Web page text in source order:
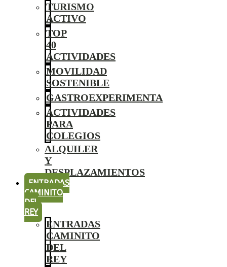
TURISMO
ACTIVO
TOP
40
ACTIVIDADES
MOVILIDAD
SOSTENIBLE
GASTROEXPERIMENTA
ACTIVIDADES
PARA
COLEGIOS
ALQUILER
Y
DESPLAZAMIENTOS
ENTRADAS
CAMINITO
DEL
REY
ENTRADAS
CAMINITO
DEL
REY